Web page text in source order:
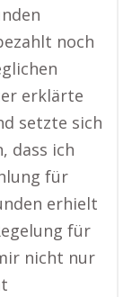
noch
erklärte
setzte sich
dass ich
für
erhielt
für
nicht nur